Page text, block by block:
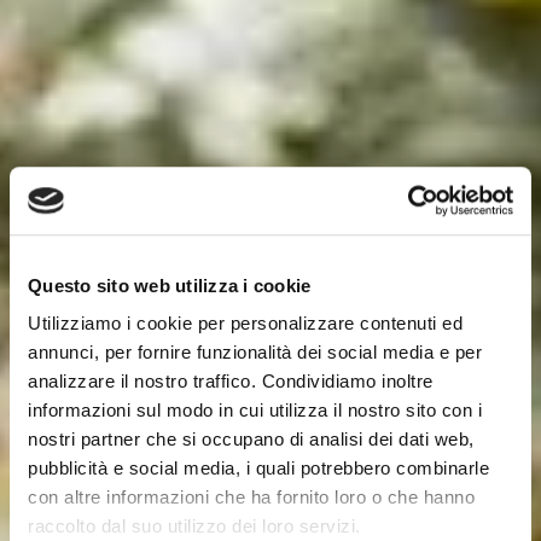
Questo sito web utilizza i cookie
Utilizziamo i cookie per personalizzare contenuti ed
annunci, per fornire funzionalità dei social media e per
analizzare il nostro traffico. Condividiamo inoltre
informazioni sul modo in cui utilizza il nostro sito con i
nostri partner che si occupano di analisi dei dati web,
pubblicità e social media, i quali potrebbero combinarle
con altre informazioni che ha fornito loro o che hanno
raccolto dal suo utilizzo dei loro servizi.